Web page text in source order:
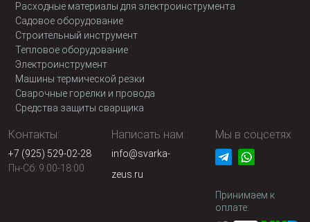
Расходные материалы для электроинструмента
Садовое оборудование
Строительный инструмент
Тепловое оборудование
Электроинструмент
Машины термической резки
Сварочные горелки и провода
Средства защиты сварщика
Контакты:
+7 (925) 529-02-28
Пн-Сб: 9:00-18:00
Написать нам:
info@svarka-
zeus.ru
Мы в соцсетях
Принимаем к
оплате: